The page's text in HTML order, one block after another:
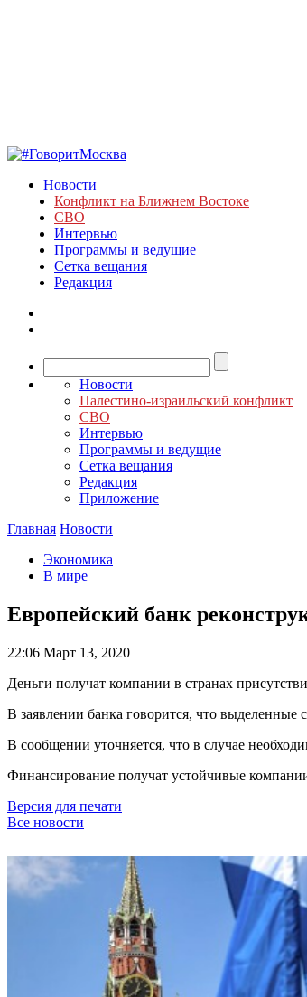
Новости
Конфликт на Ближнем Востоке
СВО
Интервью
Программы и ведущие
Сетка вещания
Редакция
Новости
Палестино-израильский конфликт
СВО
Интервью
Программы и ведущие
Сетка вещания
Редакция
Приложение
Главная Новости
Экономика
В мире
Европейский банк
22:06 Март 13, 2020
Деньги получат компании в странах
В заявлении банка говорится, что выделенные
В сообщении уточняется, что в случае
Финансирование получат устойчивые
Версия для печати
Все новости